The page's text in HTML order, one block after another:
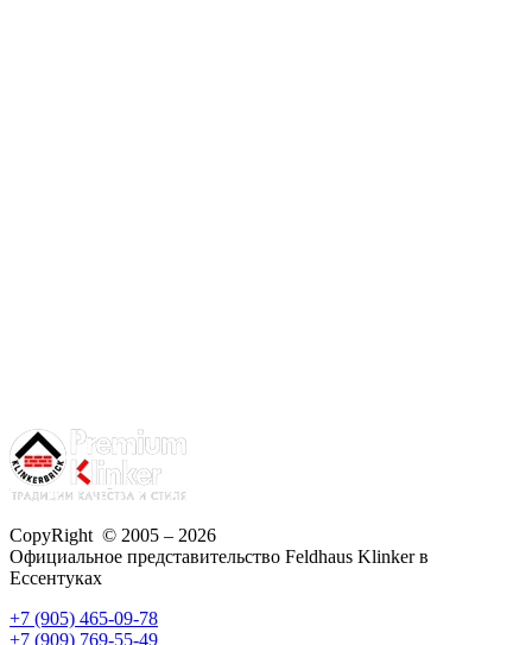
CopyRight © 2005 – 2026
Официальное представительство Feldhaus Klinker в
Ессентуках
+7 (905) 465-09-78
+7 (909) 769-55-49